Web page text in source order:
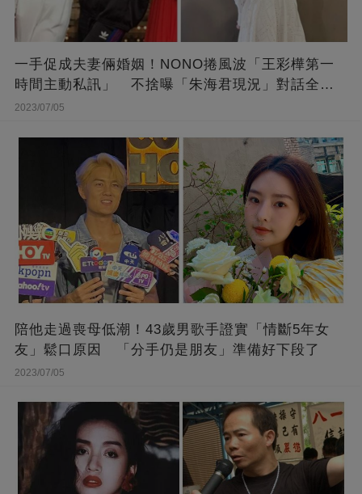
一手促成夫妻倆婚姻！NONO捲風波「王彩樺第一
時間主動私訊」 不捨曝「朱海君現況」對話全公
開
2023/07/05
陪他走過喪母低潮！43歲男歌手證實「情斷5年女
友」鬆口原因 「分手仍是朋友」準備好下段了
2023/07/05